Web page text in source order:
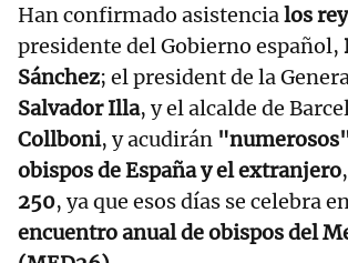
Han confirmado asistencialos
presidente del Gobierno español,
Sánchez; el president de la
Salvador Illa, y el alcalde de
Collboni, y acudirán
obispos de España y el extranjero
250, ya que esos días se celebra
encuentro anual de obispos del